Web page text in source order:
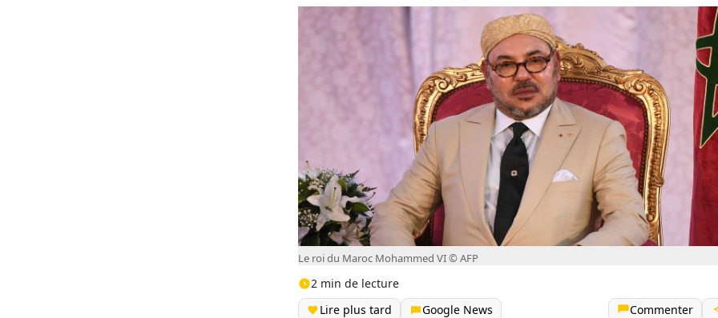
Le roi du Maroc Mohammed VI © AFP
2 min de lecture
Lire plus tard
Google News Commenter